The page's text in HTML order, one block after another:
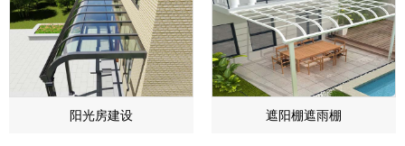
阳光房建设 遮阳棚遮雨棚